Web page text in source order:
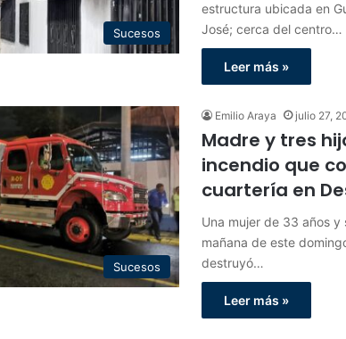
Sucesos
estructura ubicada en
José; cerca del centro…
Leer más »
Sucesos
Emilio Araya julio 27,
Madre y tres
incendio que
cuartería en
Una mujer de 33 años y
mañana de este
destruyó…
Leer más »